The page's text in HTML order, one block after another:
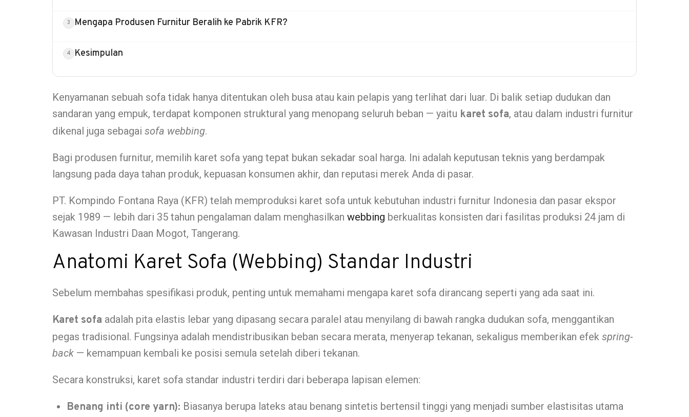
Mengapa Produsen Furnitur Beralih ke Pabrik KFR?
Kesimpulan
Kenyamanan sebuah sofa tidak hanya ditentukan oleh busa atau kain pelapis yang terlihat dari luar. Di balik setiap dudukan dan
sandaran yang empuk, terdapat komponen struktural yang menopang seluruh beban — yaitu karet sofa, atau dalam industri furnitur
dikenal juga sebagai sofa webbing.
Bagi produsen furnitur, memilih karet sofa yang tepat bukan sekadar soal harga. Ini adalah keputusan teknis yang berdampak
langsung pada daya tahan produk, kepuasan konsumen akhir, dan reputasi merek Anda di pasar.
PT. Kompindo Fontana Raya (KFR) telah memproduksi karet sofa untuk kebutuhan industri furnitur Indonesia dan pasar ekspor
sejak 1989 — lebih dari 35 tahun pengalaman dalam menghasilkan webbing berkualitas konsisten dari fasilitas produksi 24 jam di
Kawasan Industri Daan Mogot, Tangerang.
Anatomi Karet Sofa (Webbing) Standar Industri
Sebelum membahas spesifikasi produk, penting untuk memahami mengapa karet sofa dirancang seperti yang ada saat ini.
Karet sofa adalah pita elastis lebar yang dipasang secara paralel atau menyilang di bawah rangka dudukan sofa, menggantikan
pegas tradisional. Fungsinya adalah mendistribusikan beban secara merata, menyerap tekanan, sekaligus memberikan efek spring-
back — kemampuan kembali ke posisi semula setelah diberi tekanan.
Secara konstruksi, karet sofa standar industri terdiri dari beberapa lapisan elemen:
Benang inti (core yarn): Biasanya berupa lateks atau benang sintetis bertensil tinggi yang menjadi sumber elastisitas utama